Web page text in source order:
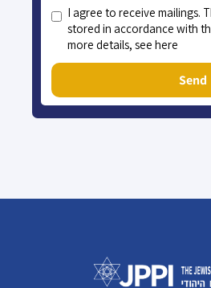
I agree to receive mailings.
stored in accordance with
more details, see here
Send